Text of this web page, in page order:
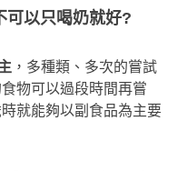
可以只喝奶就好?
，多種類、多次的嘗試
物可以過段時間再嘗
就能夠以副食品為主要